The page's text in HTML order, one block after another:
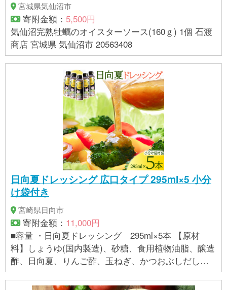
宮城県気仙沼市
寄附金額： 5,500円
気仙沼完熟牡蠣のオイスターソース(160ｇ) 1個 石渡
商店 宮城県 気仙沼市 20563408
日向夏ドレッシング 広口タイプ 295ml×5 小分
け袋付き
宮崎県日向市
寄附金額： 11,000円
■容量 ・日向夏ドレッシング 295ml×5本 【原材
料】しょうゆ(国内製造)、砂糖、食用植物油脂、醸造
酢、日向夏、りんご酢、玉ねぎ、かつおぶしだし、
香辛料、食塩/調味料(アミノ酸等)、酸味料、増粘剤
(グァーガム) ・小分け袋 ２枚 ■賞味期限 ・日